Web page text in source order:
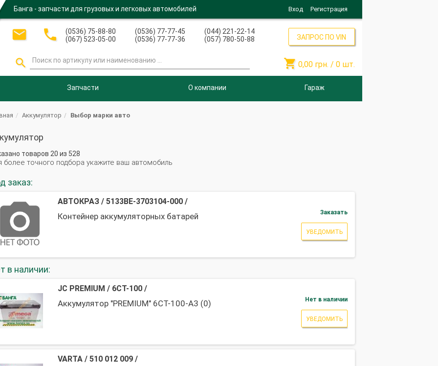
Банга - запчасти для грузовых и легковых автомобилей Вход Регистрация
 
(0536) 75-88-80
(067) 523-05-00
(0536) 77-77-45
(0536) 77-77-36
(044) 221-22-14
(057) 780-50-88

ЗАПРОС ПО VIN
 0,00 грн. / 0 шт.
Запчасти О компании Гараж
Аккумулятор Выбор марки авто
товаров 20 из 528
более точного подбора укажите ваш автомобиль
заказ:
АВТОКРАЗ/ 5133ВЕ-3703104-000/
Контейнер аккумуляторных батарей Заказать
УВЕДОМИТЬ
в наличии:
JC PREMIUM / 6СТ-100/
Аккумулятор "PREMIUM" 6СТ-100-А3 (0) Нет в наличии
УВЕДОМИТЬ
VARTA/ 510 012 009/